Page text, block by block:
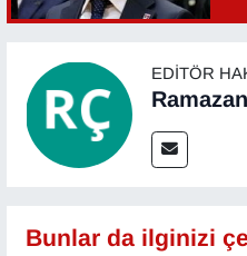
EDITÖR
Bunlar da ilginizi